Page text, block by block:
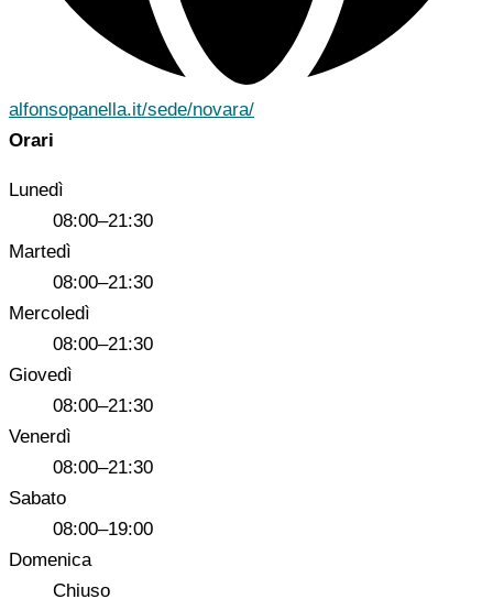
alfonsopanella.it/sede/novara/
Orari
Lunedì
08:00–21:30
Martedì
08:00–21:30
Mercoledì
08:00–21:30
Giovedì
08:00–21:30
Venerdì
08:00–21:30
Sabato
08:00–19:00
Domenica
Chiuso